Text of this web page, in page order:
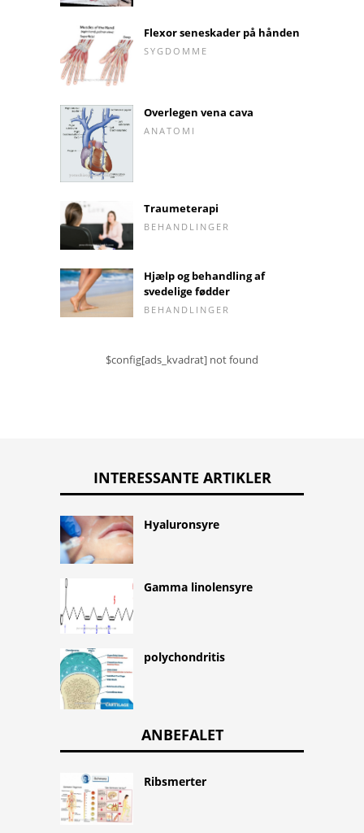
Flexor seneskader på hånden
SYGDOMME
Overlegen vena cava
ANATOMI
Traumeterapi
BEHANDLINGER
Hjælp og behandling af
svedelige fødder
BEHANDLINGER
$config[ads_kvadrat] not found
INTERESSANTE ARTIKLER
Hyaluronsyre
Gamma linolensyre
polychondritis
ANBEFALET
Ribsmerter